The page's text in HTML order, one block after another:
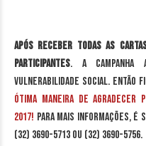
Após receber todas as
participantes. A campanha
vulnerabilidade social. Então
ótima maneira de
2017! Para mais informações,
(32) 3690-5713 ou (32) 3690-5756.